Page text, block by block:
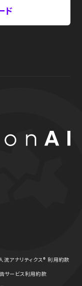
ド
流アナリティクス® 利用約款
サービス利用約款